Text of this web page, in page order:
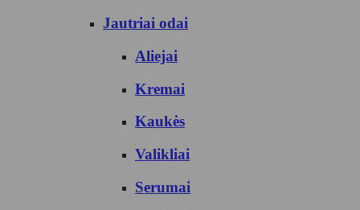
Jautriai odai
Aliejai
Kremai
Kaukės
Valikliai
Serumai